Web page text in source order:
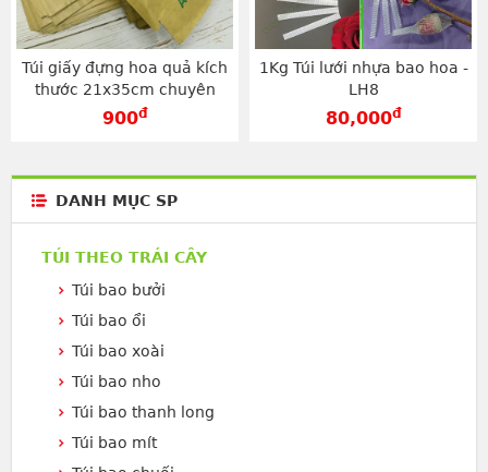
Túi giấy đựng hoa quả kích
thước 21x35cm chuyên
dụng - TG2135V
900đ
1Kg Túi lưới nhựa bao hoa -
LH8
80,000đ
DANH MỤC SP
TÚI THEO TRÁI CÂY
Túi bao bưởi
Túi bao ổi
Túi bao xoài
Túi bao nho
Túi bao thanh long
Túi bao mít